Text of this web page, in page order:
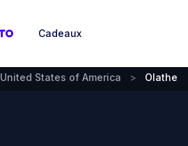
Cadeaux
United States of America > Olathe